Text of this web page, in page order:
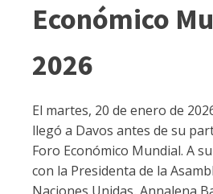
Económico
2026
El martes, 20 de enero de
llegó a Davos antes de su
Foro Económico Mundial. A
con la Presidenta de la